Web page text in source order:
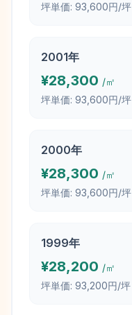
坪単価: 93,600円/坪
2001年
¥28,300 /㎡
坪単価: 93,600円/坪
2000年
¥28,300 /㎡
坪単価: 93,600円/坪
1999年
¥28,200 /㎡
坪単価: 93,200円/坪